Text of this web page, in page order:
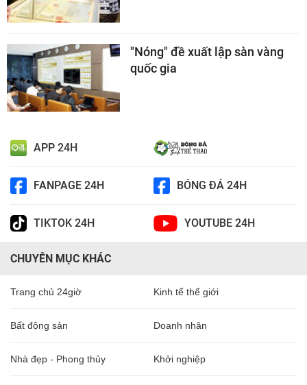
"Nóng" đề xuất lập sàn vàng
quốc gia
APP 24H
FANPAGE 24H BÓNG ĐÁ 24H
TIKTOK 24H YOUTUBE 24H
CHUYÊN MỤC KHÁC
Trang chủ 24giờ Kinh tế thế giới
Bất động sản Doanh nhân
Nhà đẹp - Phong thủy Khởi nghiệp